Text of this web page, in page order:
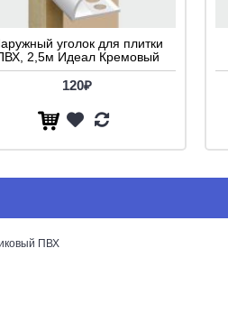
уголок для плитки
2,5м Идеал Кремовый
120₽
ПВХ